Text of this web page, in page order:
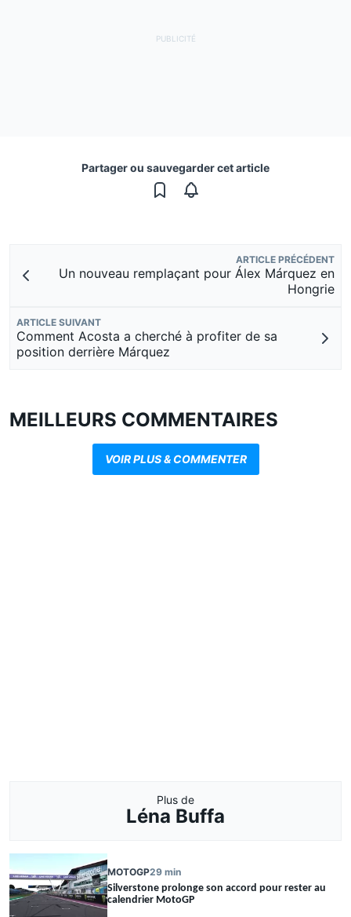
Partager ou sauvegarder cet article
ARTICLE PRÉCÉDENT
Un nouveau remplaçant pour Álex Márquez en
Hongrie
ARTICLE SUIVANT
Comment Acosta a cherché à profiter de sa
position derrière Márquez
MEILLEURS COMMENTAIRES
VOIR PLUS & COMMENTER
Plus de
Léna Buffa
MOTOGP29 min
Silverstone prolonge son accord pour rester au
calendrier MotoGP